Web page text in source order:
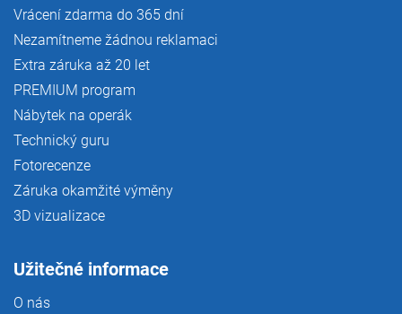
Vrácení zdarma do 365 dní
Nezamítneme žádnou reklamaci
Extra záruka až 20 let
PREMIUM program
Nábytek na operák
Technický guru
Fotorecenze
Záruka okamžité výměny
3D vizualizace
Užitečné informace
O nás